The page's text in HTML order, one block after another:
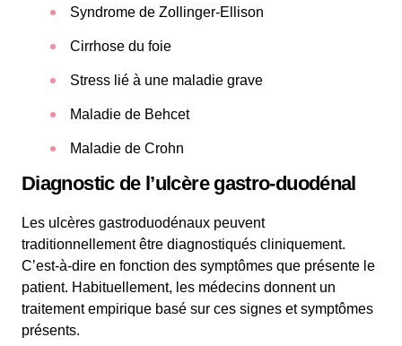
Syndrome de Zollinger-Ellison
Cirrhose du foie
Stress lié à une maladie grave
Maladie de Behcet
Maladie de Crohn
Diagnostic de l’ulcère gastro-duodénal
Les ulcères gastroduodénaux peuvent
traditionnellement être diagnostiqués cliniquement.
C’est-à-dire en fonction des symptômes que présente le
patient. Habituellement, les médecins donnent un
traitement empirique basé sur ces signes et symptômes
présents.